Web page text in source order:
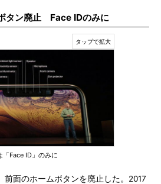
タン廃止 Face IDのみに
「Face ID」のみに
面のホームボタンを廃止した。2017